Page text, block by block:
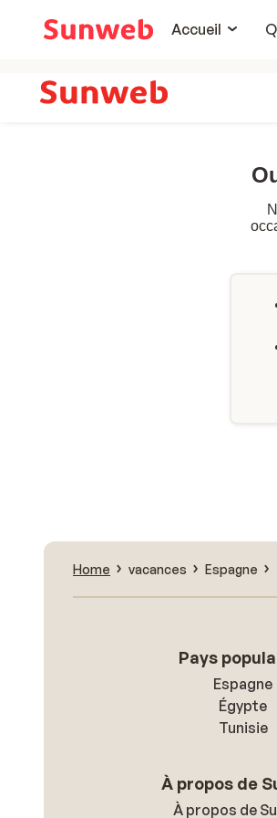
Accueil
Home vacances Espagne
Pays
Espagne
Égypte
Tunisie
À propos de
À propos de